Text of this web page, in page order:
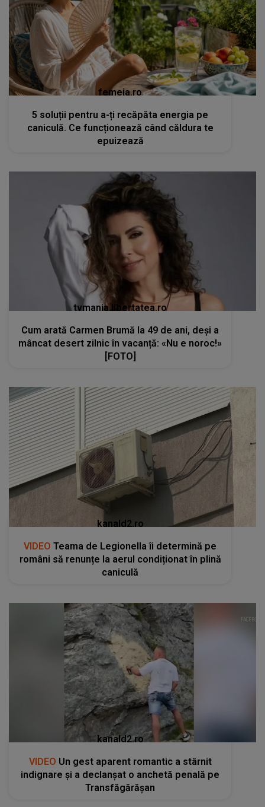
femeia.ro
5 soluții pentru a-ți recăpăta energia pe
caniculă. Ce funcționează când căldura te
epuizează
tvmania.libertatea.ro
Cum arată Carmen Brumă la 49 de ani, deși a
mâncat desert zilnic în vacanță: «Nu e noroc!»
[FOTO]
kanald2.ro
VIDEO Teama de Legionella îi determină pe
români să renunțe la aerul condiționat în plină
caniculă
kanald2.ro
VIDEO Un gest aparent romantic a stârnit
indignare și a declanșat o anchetă penală pe
Transfăgărășan